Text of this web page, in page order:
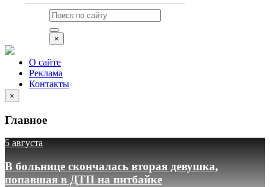
×
О сайте
Реклама
Контакты
×
Главное
5 августа
В больнице скончалась вторая девушка,
попавшая в ДТП на питбайке